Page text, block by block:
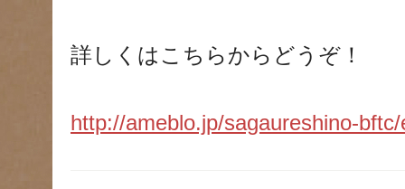
詳しくはこちらからどうぞ！
http://ameblo.jp/sagaureshino-